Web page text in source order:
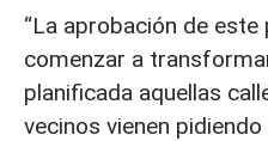
“La aprobación de
comenzar a
planificada aquellas
vecinos vienen